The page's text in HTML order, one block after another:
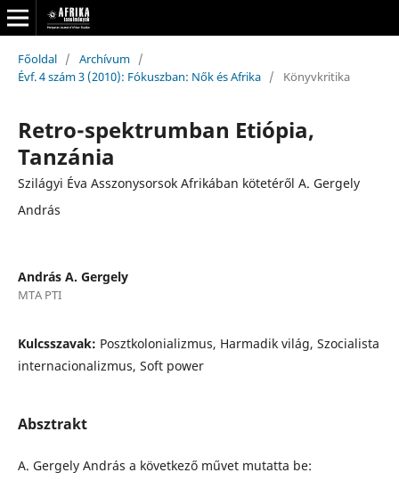
Főoldal / Archívum /
Évf. 4 szám 3 (2010): Fókuszban: Nők és Afrika / Könyvkritika
Retro-spektrumban Etiópia,
Tanzánia
Szilágyi Éva Asszonysorsok Afrikában kötetéről A. Gergely
András
András A. Gergely
MTA PTI
Kulcsszavak: Posztkolonializmus, Harmadik világ, Szocialista
internacionalizmus, Soft power
Absztrakt
A. Gergely András a következő művet mutatta be: